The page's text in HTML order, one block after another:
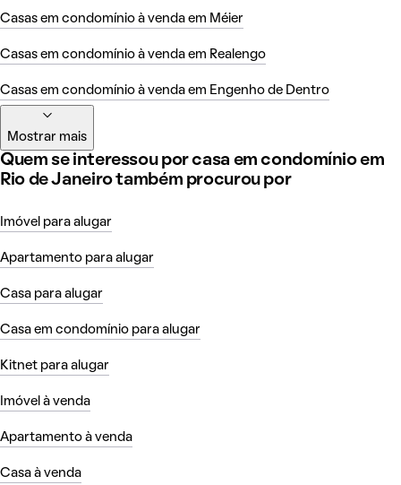
Casas em condomínio à venda em Méier
Casas em condomínio à venda em Realengo
Casas em condomínio à venda em Engenho de Dentro
Mostrar mais
Quem se interessou por casa em condomínio em
Rio de Janeiro também procurou por
Imóvel para alugar
Apartamento para alugar
Casa para alugar
Casa em condomínio para alugar
Kitnet para alugar
Imóvel à venda
Apartamento à venda
Casa à venda